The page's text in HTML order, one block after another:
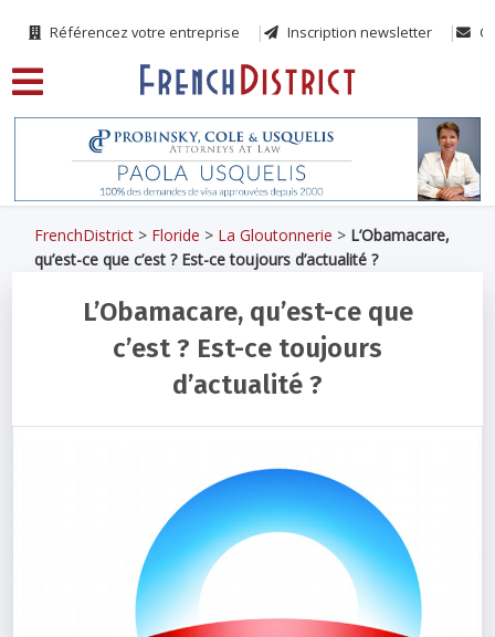
Référencez votre entreprise Inscription newsletter
FrenchDistrict > Floride > La Gloutonnerie > L’Obamacare,
qu’est-ce que c’est ? Est-ce toujours d’actualité ?
L’Obamacare, qu’est-ce que
c’est ? Est-ce toujours
d’actualité ?